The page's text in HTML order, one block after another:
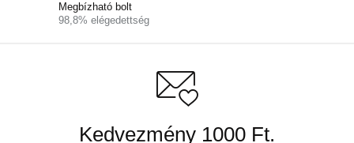
Megbízható bolt
98,8% elégedettség
Kedvezmény 1000 Ft.